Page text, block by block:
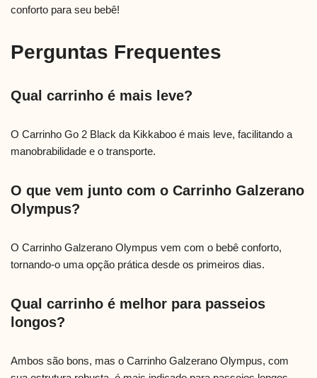
conforto para seu bebê!
Perguntas Frequentes
Qual carrinho é mais leve?
O Carrinho Go 2 Black da Kikkaboo é mais leve, facilitando a
manobrabilidade e o transporte.
O que vem junto com o Carrinho Galzerano
Olympus?
O Carrinho Galzerano Olympus vem com o bebê conforto,
tornando-o uma opção prática desde os primeiros dias.
Qual carrinho é melhor para passeios
longos?
Ambos são bons, mas o Carrinho Galzerano Olympus, com